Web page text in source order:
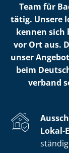
Team für
tätig. Unsere
kennen sich
vor Ort aus.
unser
beim
ver­band
Lokal-